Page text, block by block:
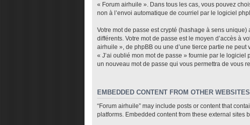
« Forum airhuile ». Dans tous les cas, vous pouvez
non à l’envoi automatique de courriel par le logiciel
Votre mot de passe est crypté (hashage à sens
différents. Votre mot de passe est le moyen d’accès à
airhuile », de phpBB ou une d’une tierce partie ne
« J’ai oublié mon mot de passe » fournie par le
un nouveau mot de passe qui vous permettra de vous
EMBEDDED CONTENT FROM OTHER WEBSITES
“Forum airhuile” may include posts or content that
platforms. Embedded content from these external sites